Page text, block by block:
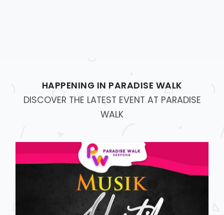
HAPPENING IN PARADISE WALK
DISCOVER THE LATEST EVENT AT PARADISE
WALK